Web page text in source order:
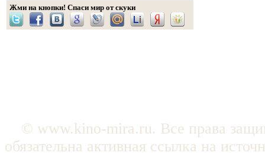
Жми на кнопки! Спаси мир от скуки
© www.kino-mira.ru. Все права
обязательна активная ссылка на